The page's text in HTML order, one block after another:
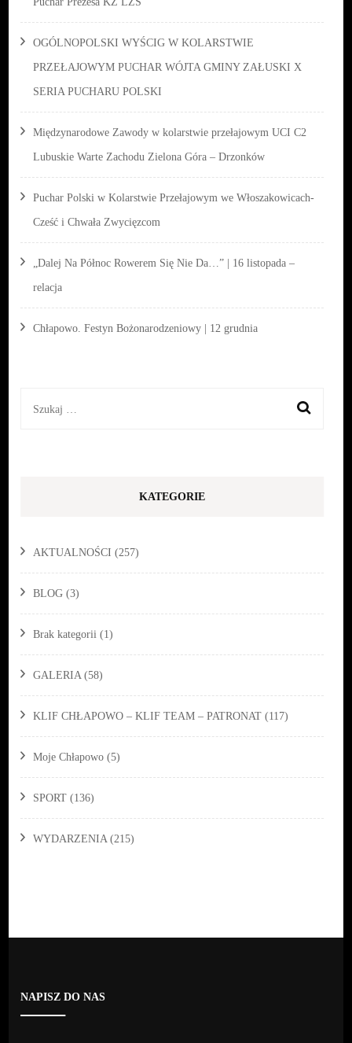
OGÓLNOPOLSKI WYŚCIG W KOLARSTWIE
PRZEŁAJOWYM PUCHAR WÓJTA GMINY ZAŁUSKI X
SERIA PUCHARU POLSKI
Międzynarodowe Zawody w kolarstwie przełajowym UCI C2
Lubuskie Warte Zachodu Zielona Góra – Drzonków
Puchar Polski w Kolarstwie Przełajowym we Włoszakowicach-
Cześć i Chwała Zwycięzcom
„Dalej Na Północ Rowerem Się Nie Da…” | 16 listopada –
relacja
Chłapowo. Festyn Bożonarodzeniowy | 12 grudnia
Szukaj:
KATEGORIE
AKTUALNOŚCI (257)
BLOG (3)
Brak kategorii (1)
GALERIA (58)
KLIF CHŁAPOWO – KLIF TEAM – PATRONAT (117)
Moje Chłapowo (5)
SPORT (136)
WYDARZENIA (215)
NAPISZ DO NAS